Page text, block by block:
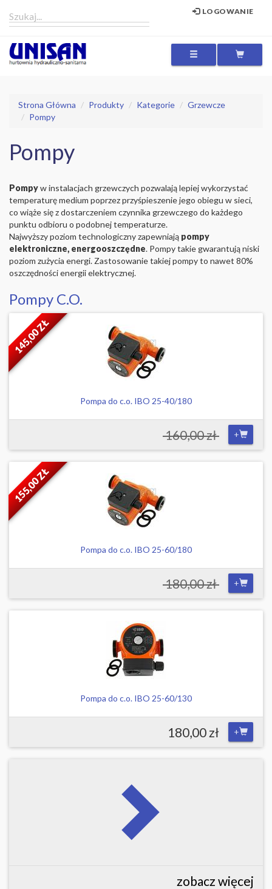
LOGOWANIE
MENU
Strona Główna Produkty Kategorie
Grzewcze
Pompy
Pompy
Pompyw instalacjach grzewczych pozwalają lepiej wykorzystać
temperaturę medium poprzez przyśpieszenie jego obiegu w sieci,
co wiąże się z dostarczeniem czynnika grzewczego do każdego
punktu odbioru o podobnej temperaturze.
Najwyższy poziom technologiczny zapewniają pompy
elektroniczne, energooszczędne. Pompy takie gwarantują niski
poziom zużycia energi. Zastosowanie takiej pompy to nawet 80%
oszczędności energii elektrycznej.
Pompy C.O.
145,00 ZŁ
Pompa do c.o. IBO 25-40/180
160,00 zł +
155,00 ZŁ
Pompa do c.o. IBO 25-60/180
180,00 zł +
Pompa do c.o. IBO 25-60/130
180,00 zł +
zobacz więcej